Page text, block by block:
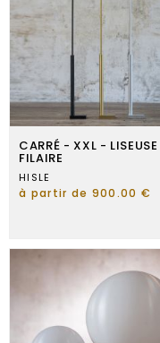
CARRÉ - XXL - LISEUSE
FILAIRE
HISLE
à partir de 900.00 €